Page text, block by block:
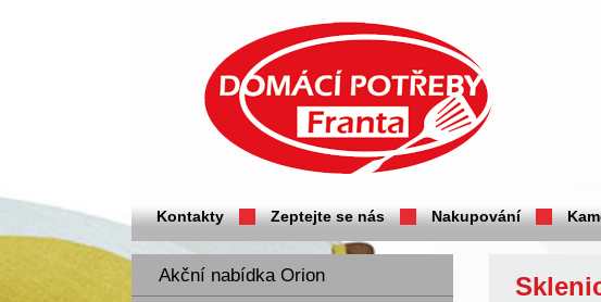
Kontakty Zeptejte se nás Nakupování
Akční nabídka Orion